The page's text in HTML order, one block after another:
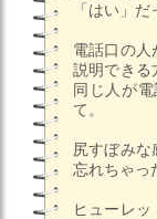
「はい」
電話口の人
説明できる
同じ人が
て。
尻すぼみな
忘れちゃっ
ヒューレ